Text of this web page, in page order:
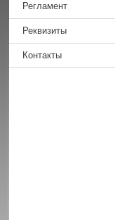
Регламент
Реквизиты
Контакты